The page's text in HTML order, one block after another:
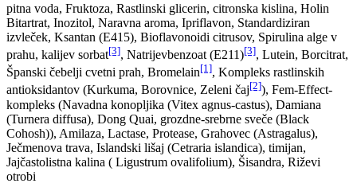
pitna voda, Fruktoza, Rastlinski glicerin, citronska kislina, Holin
Bitartrat, Inozitol, Naravna aroma, Ipriflavon, Standardiziran
izvleček, Ksantan (E415), Bioflavonoidi citrusov, Spirulina alge v
prahu, kalijev sorbat[3], Natrijevbenzoat (E211)[3], Lutein, Borcitrat,
Španski čebelji cvetni prah, Bromelain[1], Kompleks rastlinskih
antioksidantov (Kurkuma, Borovnice, Zeleni čaj[2]), Fem-Effect-
kompleks (Navadna konopljika (Vitex agnus-castus), Damiana
(Turnera diffusa), Dong Quai, grozdne-srebrne sveče (Black
Cohosh)), Amilaza, Lactase, Protease, Grahovec (Astragalus),
Ječmenova trava, Islandski lišaj (Cetraria islandica), timijan,
Jajčastolistna kalina ( Ligustrum ovalifolium), Šisandra, Riževi
otrobi